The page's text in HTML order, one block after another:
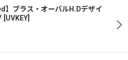
】ブラス・オーバルH.Dデザイ
UVKEY